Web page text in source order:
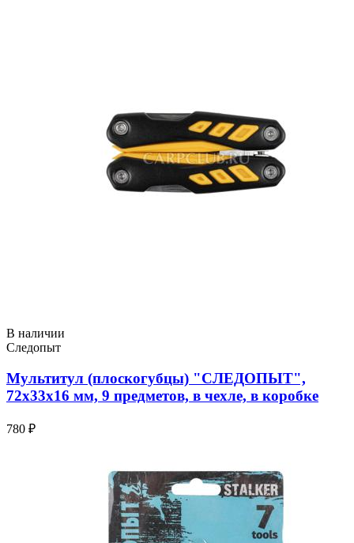
В наличии
Следопыт
Мультитул (плоскогубцы) "СЛЕДОПЫТ",
72х33х16 мм, 9 предметов, в чехле, в коробке
780 ₽